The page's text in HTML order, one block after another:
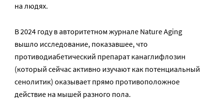
на людях.
В 2024 году в авторитетном журнале Nature Aging
вышло исследование, показавшее, что
противодиабетический препарат канаглифлозин
(который сейчас активно изучают как потенциальный
сенолитик) оказывает прямо противоположное
действие на мышей разного пола.